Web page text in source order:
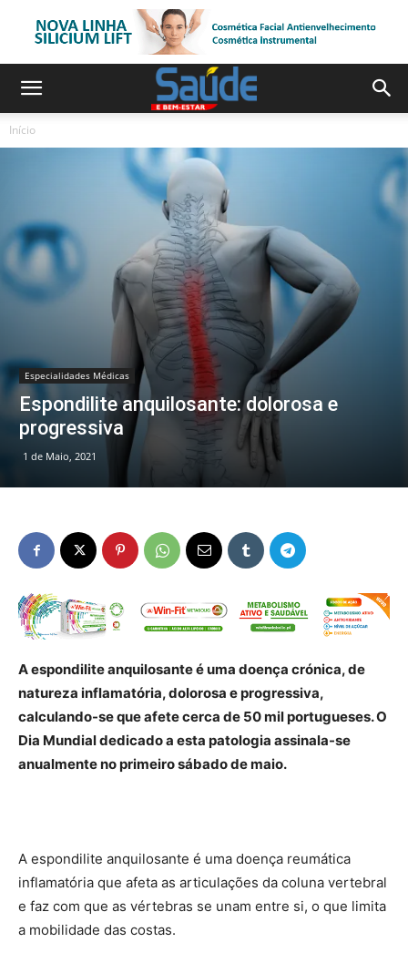
Início
Especialidades Médicas
Espondilite anquilosante: dolorosa e
progressiva
1 de Maio, 2021
A espondilite anquilosante é uma doença crónica, de
natureza inflamatória, dolorosa e progressiva,
calculando-se que afete cerca de 50 mil portugueses. O
Dia Mundial dedicado a esta patologia assinala-se
anualmente no primeiro sábado de maio.
A espondilite anquilosante é uma doença reumática
inflamatória que afeta as articulações da coluna vertebral
e faz com que as vértebras se unam entre si, o que limita
a mobilidade das costas.